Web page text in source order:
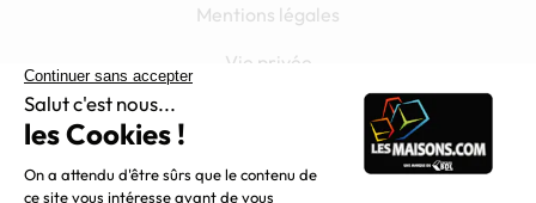
Mentions légales
Vie privée
Filiales